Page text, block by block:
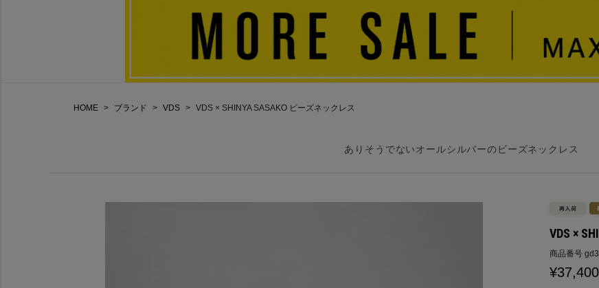
HOME ブランド VDS VDS × SHINYA SASAKO ビーズネックレス
ありそうでないオールシルバーのビーズネックレス
VDS ×
商品番号
¥37,400